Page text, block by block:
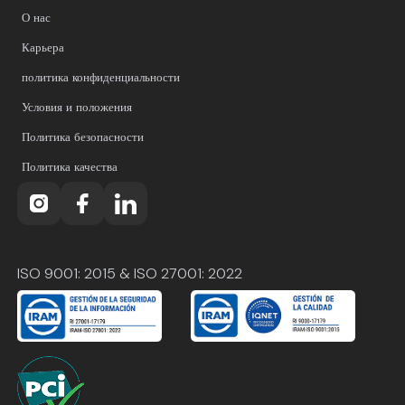
О нас
Карьера
политика конфиденциальности
Условия и положения
Политика безопасности
Политика качества
ISO 9001: 2015 & ISO 27001: 2022